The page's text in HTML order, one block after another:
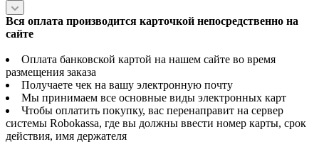
Вся оплата производится карточкой непосредственно на
сайте
Оплата банковской картой на нашем сайте во время
размещения заказа
Получаете чек на вашу электронную почту
Мы принимаем все основные виды электронных карт
Чтобы оплатить покупку, вас перенаправит на сервер
системы Robokassa, где вы должны ввести номер карты, срок
действия, имя держателя